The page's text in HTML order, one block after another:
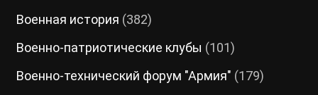
Военная история (382)
Военно-патриотические клубы (101)
Военно-технический форум "Армия" (179)